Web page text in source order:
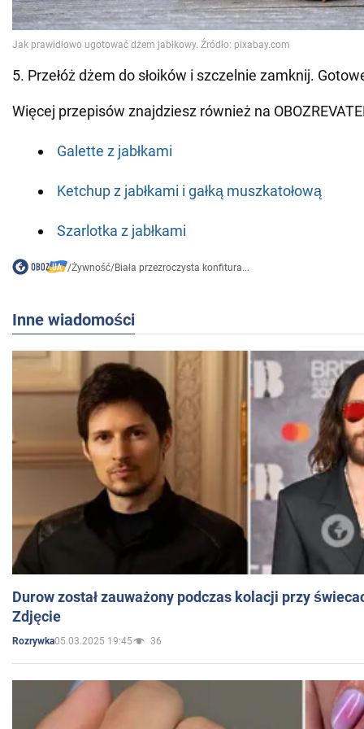
5. Przełóż dżem do słoików i szczelnie zamknij.
Więcej przepisów znajdziesz również na
Galette z jabłkami
Ketchup z jabłkami i gałką muszkatołową
Szarlotka z jabłkami
/Żywność/Biała przezroczysta konfitura...
Inne wiadomości
Durow został zauważony podczas kolacji przy
Zdjęcie
Rozrywka05.03.2025 19:45 36